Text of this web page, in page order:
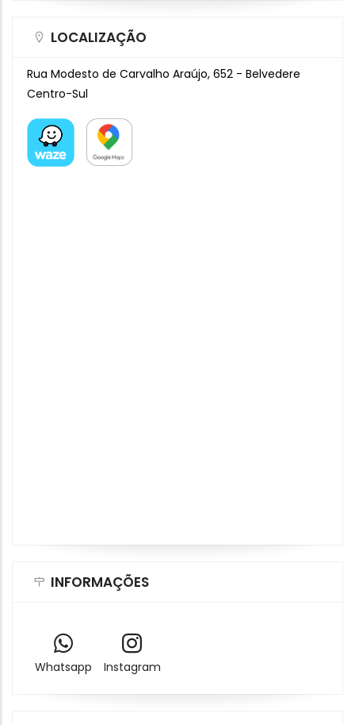
LOCALIZAÇÃO
Rua Modesto de Carvalho Araújo, 652 - Belvedere
Centro-Sul
INFORMAÇÕES
Whatsapp Instagram